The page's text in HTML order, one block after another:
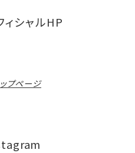
シャルHP
プページ